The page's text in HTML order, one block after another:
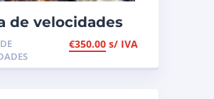
de velocidades
de 2017, ref
€350.00 s/ IVA